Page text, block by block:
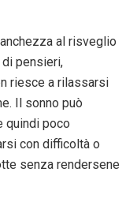
al risveglio
pensieri,
riesce a rilassarsi
Il sonno può
quindi poco
con difficoltà o
senza rendersene